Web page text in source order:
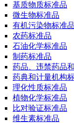
基质物质标准品
微生物标准品
有机污染物标准品
农药标准品
石油化学标准品
制药标准品
药品、违禁药品
药典和计量机构
理化性质标准品
植物化学标准品
比对验证标准品
维生素标准品